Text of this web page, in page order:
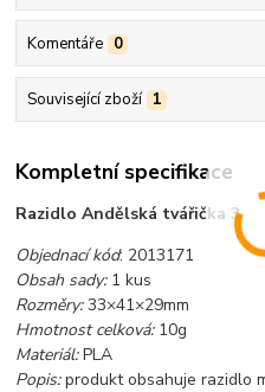
Komentáře 0
Související zboží 1
Kompletní specifikace
Razidlo Andělská tvářička 3
Objednací kód: 2013171
Obsah sady:1 kus
Rozměry:33×41×29mm
Hmotnost celková:10g
Materiál:PLA
Popis:produkt obsahuje razidlo